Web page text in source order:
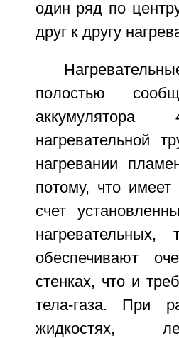
один ряд по
друг к другу
полостью
аккумулятора
нагревательной
нагревании
потому, что
счет
обеспечивают
стенках, что и
тела-газа. При
жидкостях,